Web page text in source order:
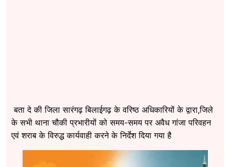
बता दे की जिला सारंगढ़ बिलाईगढ़ के वरिष्ठ अधिकारियों के द्वारा,जिले
के सभी थाना चौकी प्रभारीयों को समय-समय पर अवैध गांजा परिवहन
एवं शराब के विरुद्ध कार्यवाही करने के निर्देश दिया गया है